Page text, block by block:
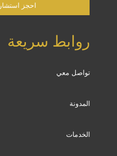
احجز
روابط سريعة
تواصل معي
المدونة
الخدمات